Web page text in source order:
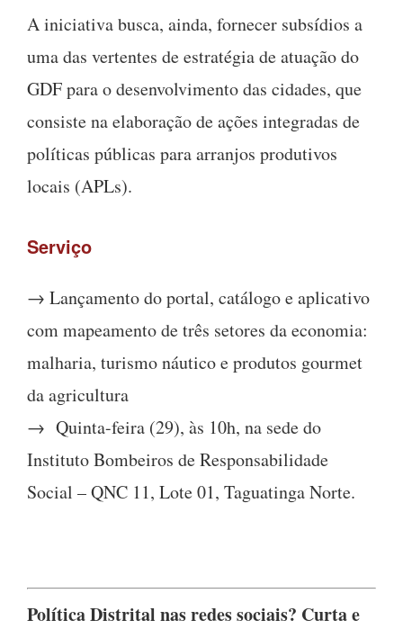
A iniciativa busca, ainda, fornecer subsídios a
uma das vertentes de estratégia de atuação do
GDF para o desenvolvimento das cidades, que
consiste na elaboração de ações integradas de
políticas públicas para arranjos produtivos
locais (APLs).
Serviço
→ Lançamento do portal, catálogo e aplicativo
com mapeamento de três setores da economia:
malharia, turismo náutico e produtos gourmet
da agricultura
→ Quinta-feira (29), às 10h, na sede do
Instituto Bombeiros de Responsabilidade
Social – QNC 11, Lote 01, Taguatinga Norte.
Política Distrital nas redes sociais? Curta e